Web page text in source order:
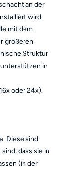
an der
wird.
mit dem
größeren
Struktur
in
oder 24x).
Diese sind
dass sie in
(in der